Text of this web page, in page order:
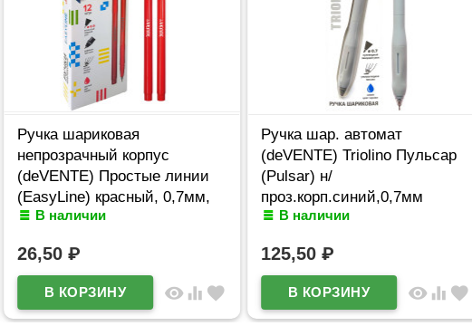
Ручка шариковая
непрозрачный корпус
(deVENTE) Простые линии
(EasyLine) красный, 0,7мм,
игла красный корпус
В наличии
26,50 ₽
visibility equalizer favorite
Ручка шар. автомат
(deVENTE) Triolino Пульсар
(Pulsar) н/
проз.корп.синий,0,7мм
арт.5070611 (Ст12)
В наличии
125,50 ₽
visibility equalizer favorite